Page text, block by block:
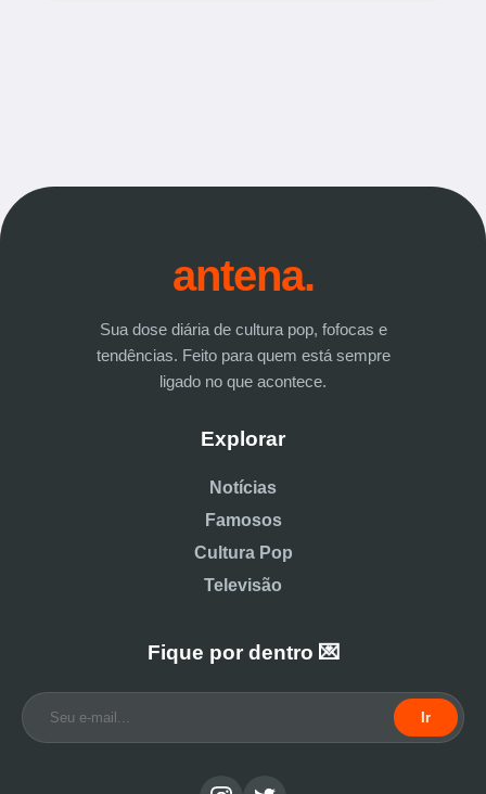
antena.
Sua dose diária de cultura pop, fofocas e
tendências. Feito para quem está sempre
ligado no que acontece.
Explorar
Notícias
Famosos
Cultura Pop
Televisão
Fique por dentro 💌
Ir